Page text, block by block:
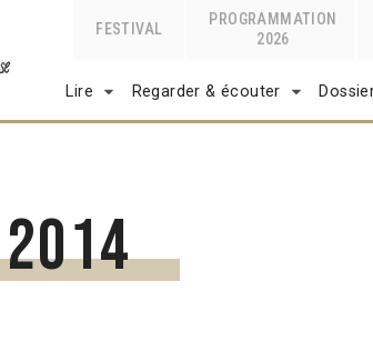
FESTIVAL
PROGRAMMATION
2026
Lire Regarder & écouter